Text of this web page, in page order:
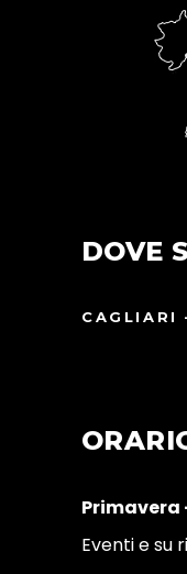
DOVE
CAGLIARI
Primavera
Eventi e su